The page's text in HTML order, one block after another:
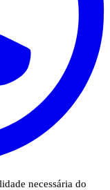
necessária do